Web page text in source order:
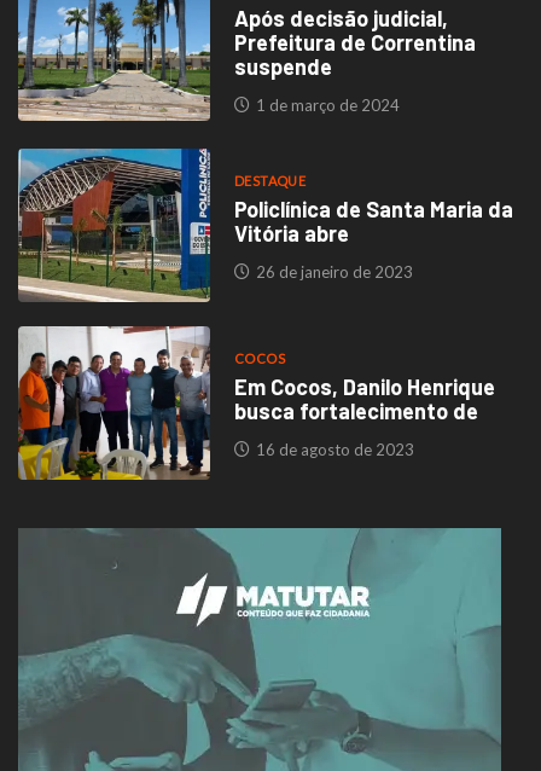
Após decisão judicial,
Prefeitura de Correntina
suspende
1 de março de 2024
DESTAQUE
Policlínica de Santa Maria da
Vitória abre
26 de janeiro de 2023
COCOS
Em Cocos, Danilo Henrique
busca fortalecimento de
16 de agosto de 2023